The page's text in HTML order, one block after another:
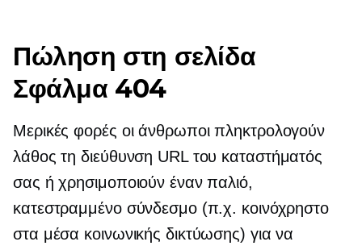
Πώληση στη σελίδα
Σφάλμα 404
Μερικές φορές οι άνθρωποι πληκτρολογούν
λάθος τη διεύθυνση URL του καταστήματός
σας ή χρησιμοποιούν έναν παλιό,
κατεστραμμένο σύνδεσμο (π.χ. κοινόχρηστο
στα μέσα κοινωνικής δικτύωσης) για να